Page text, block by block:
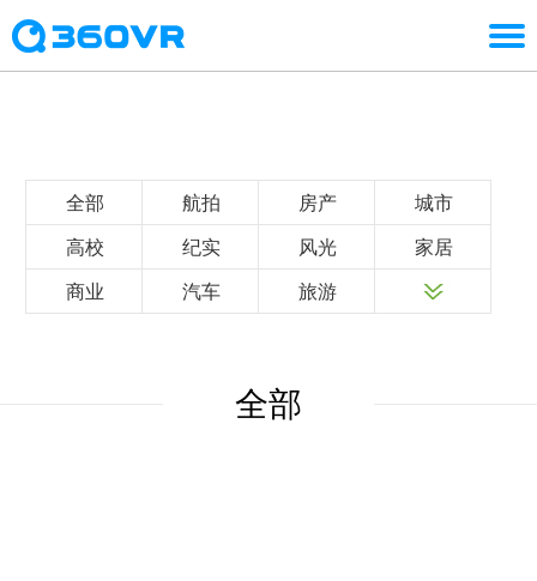
全部 航拍 房产 城市
高校 纪实 风光 家居
商业 汽车 旅游
全部